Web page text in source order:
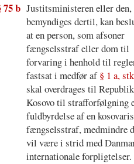
75 b Justitsministeren eller den,
bemyndiges dertil, kan
at en person, som afsoner
fængselsstraf eller dom til
forvaring i henhold til
fastsat i medfør af§ 1 a,
skal overdrages til
Kosovo til strafforfølgning
fuldbyrdelse af en
fængselsstraf, medmindre
vil være i strid med
internationale forpligtelser.